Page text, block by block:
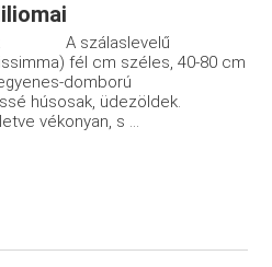
A szálaslevelű
fél cm széles, 40-80 cm
domború
húsosak, üdezöldek.
vékonyan, s ...